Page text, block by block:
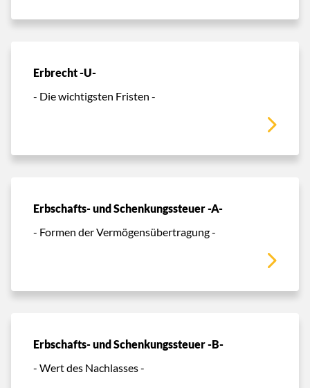
Erbrecht -U-
- Die wichtigsten Fristen -
Erbschafts- und Schenkungssteuer -A-
- Formen der Vermögensübertragung -
Erbschafts- und Schenkungssteuer -B-
- Wert des Nachlasses -